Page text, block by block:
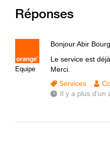
Réponses
Equipe
Bonjour Abir
Le service est
Merci.
Services
Il y a plus d'un